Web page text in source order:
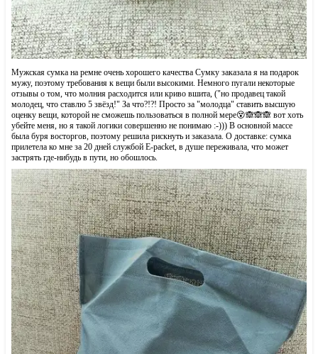
Мужская сумка на ремне очень хорошего качества Сумку заказала я на подарок
мужу, поэтому требования к вещи были высокими. Немного пугали некоторые
отзывы о том, что молния расходится или криво вшита, ("но продавец такой
молодец, что ставлю 5 звёзд!" За что?!?! Просто за "молодца" ставить высшую
оценку вещи, которой не сможешь пользоваться в полной мере😵🙈🙈🙈 вот хоть
убейте меня, но я такой логики совершенно не понимаю :-))) В основной массе
была буря восторгов, поэтому решила рискнуть и заказала. О доставке: сумка
прилетела ко мне за 20 дней службой E-packet, в душе переживала, что может
застрять где-нибудь в пути, но обошлось.